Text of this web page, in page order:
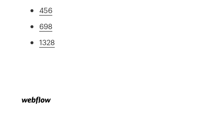
456
698
1328